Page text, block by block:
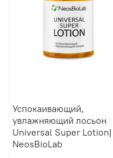
Успокаивающий,
увлажняющий лосьон
Universal Super Lotion|
NeosBioLab